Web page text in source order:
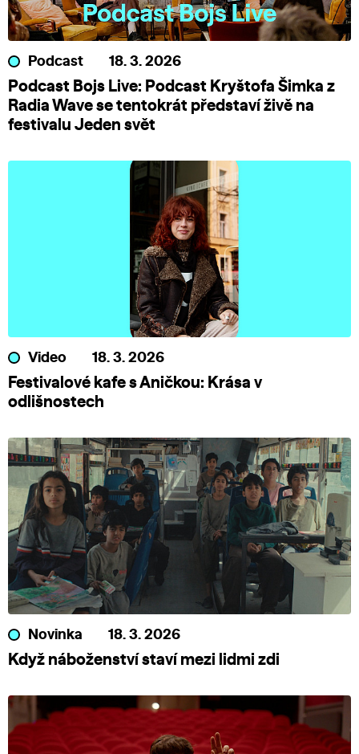
Podcast 18. 3. 2026
Podcast Bojs Live: Podcast Kryštofa Šimka z
Radia Wave se tentokrát představí živě na
festivalu Jeden svět
Video 18. 3. 2026
Festivalové kafe s Aničkou: Krása v
odlišnostech
Novinka 18. 3. 2026
Když náboženství staví mezi lidmi zdi